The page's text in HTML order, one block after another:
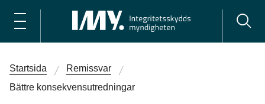
Startsida
Remissvar
Bättre konsekvensutredningar